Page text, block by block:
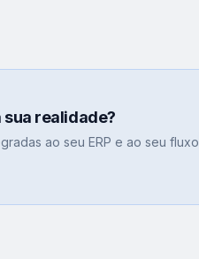
sua realidade?
ao seu ERP e ao seu fluxo